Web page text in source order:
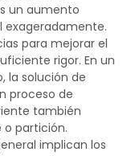
un aumento
exageradamente.
para mejorar el
rigor. En un
la solución de
proceso de
también
partición.
implican los